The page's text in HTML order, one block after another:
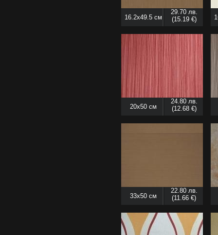
16.2x49.5 см
29.70 лв.
(15.19 €)
20x50 см
24.80 лв.
(12.68 €)
33x50 см
22.80 лв.
(11.66 €)